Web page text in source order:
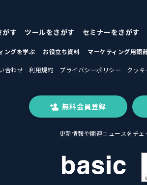
がす ツールをさがす セミナーをさがす
ングを学ぶ お役立ち資料 マーケティング用語
合わせ 利用規約 プライバシーポリシー クッ
無料会員登録
更新情報や関連ニュースをチェ